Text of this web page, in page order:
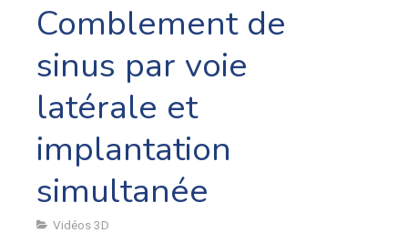
Comblement de
sinus par voie
latérale et
implantation
simultanée
Vidéos 3D